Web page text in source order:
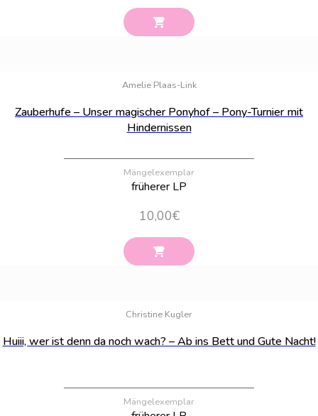
Amelie Plaas-Link
Zauberhufe – Unser magischer Ponyhof – Pony-Turnier mit
Hindernissen
Mängelexemplar
früherer LP
10,00€
Christine Kugler
Huiii, wer ist denn da noch wach? – Ab ins Bett und Gute Nacht!
Mängelexemplar